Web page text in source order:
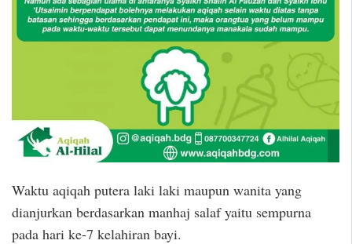
Waktu aqiqah putera laki laki maupun wanita yang
dianjurkan berdasarkan manhaj salaf yaitu sempurna
pada hari ke-7 kelahiran bayi.